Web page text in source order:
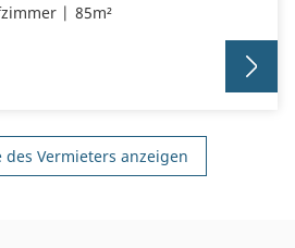
85m²
des Vermieters anzeigen